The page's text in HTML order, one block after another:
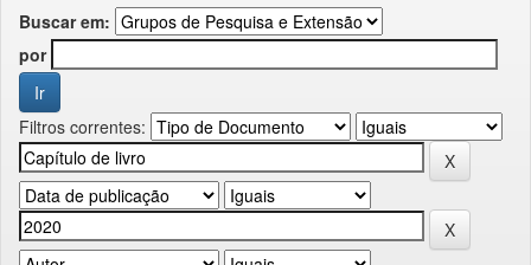
Buscar em:
por
Filtros correntes: